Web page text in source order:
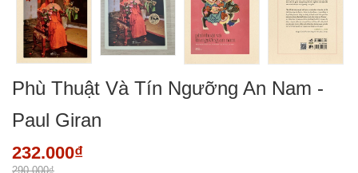
Phù Thuật Và Tín Ngưỡng An Nam -
Paul Giran
232.000₫
290.000₫